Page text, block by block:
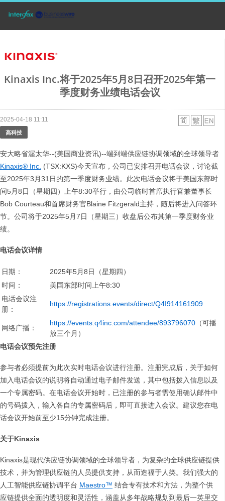
Kinaxis Inc.将于2025年5月8日召开2025年第一
季度财务业绩电话会议
2025-04-18 11:11
高科技
安大略省渥太华--(美国商业资讯)--端到端供应链协调领域的全球领导者
Kinaxis® Inc. (TSX:KXS)今天宣布，公司已安排召开电话会议，讨论截
至2025年3月31日的第一季度财务业绩。此次电话会议将于美国东部时
间5月8日（星期四）上午8:30举行，由公司临时首席执行官兼董事长
Bob Courteau和首席财务官Blaine Fitzgerald主持，随后将进入问答环
节。公司将于2025年5月7日（星期三）收盘后公布其第一季度财务业
绩。
电话会议详情
日期：
2025年5月8日（星期四）
时间：
美国东部时间上午8:30
电话会议注
册：
https://registrations.events/direct/Q4I914161909
网络广播：
https://events.q4inc.com/attendee/893796070 （可播
放三个月）
电话会议预先注册
参与者必须提前为此次实时电话会议进行注册。注册完成后，关于如何
加入电话会议的说明将自动通过电子邮件发送，其中包括拨入信息以及
一个专属密码。在电话会议开始时，已注册的参与者需使用确认邮件中
的号码拨入，输入各自的专属密码后，即可直接进入会议。建议您在电
话会议开始前至少15分钟完成注册。
关于Kinaxis
Kinaxis是现代供应链协调领域的全球领导者，为复杂的全球供应链提供
技术，并为管理供应链的人员提供支持，从而造福于人类。我们强大的
人工智能供应链协调平台 Maestro™ 结合专有技术和方法，为整个供
应链提供全面的透明度和灵活性，涵盖从多年战略规划到最后一英里交